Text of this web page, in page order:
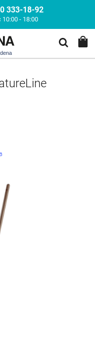
333-18-92
10:00 - 18:00